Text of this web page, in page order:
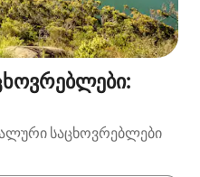
საცხოვრებლები